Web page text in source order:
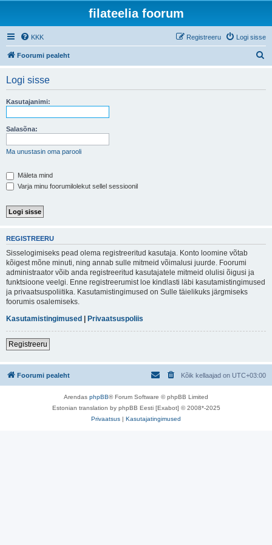
filateelia foorum
KKK Logi sisse
Registreeru
Foorumi pealeht
Logi sisse
Kasutajanimi:
Salasõna:
Ma unustasin oma parooli
Mäleta mind
Varja minu foorumilolekut sellel sessioonil
REGISTREERU
Sisselogimiseks pead olema registreeritud kasutaja. Konto loomine võtab
kõigest mõne minuti, ning annab sulle mitmeid võimalusi juurde. Foorumi
administraator võib anda registreeritud kasutajatele mitmeid olulisi õigusi ja
funktsioone veelgi. Enne registreerumist loe kindlasti läbi kasutamistingimused
ja privaatsuspoliitika. Kasutamistingimused on Sulle täielikuks järgmiseks
foorumis osalemiseks.
Kasutamistingimused | Privaatsuspoliis
Registreeru
Foorumi pealeht Kõik kellaajad on UTC+03:00
Arendas phpBB® Forum Software © phpBB Limited
Estonian translation by phpBB Eesti [Exabot] © 2008*-2025
Privaatsus | Kasutajatingimused